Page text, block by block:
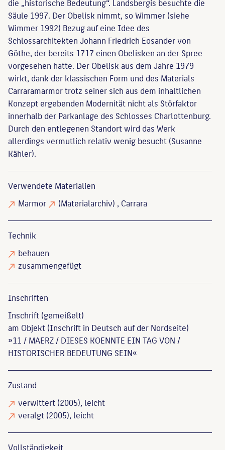
Säule 1997. Der Obelisk nimmt, so Wimmer (siehe
Wimmer 1992) Bezug auf eine Idee des
Schlossarchitekten Johann Friedrich Eosander von
Göthe, der bereits 1717 einen Obelisken an der Spree
vorgesehen hatte. Der Obelisk aus dem Jahre 1979
wirkt, dank der klassischen Form und des Materials
Carraramarmor trotz seiner sich aus dem inhaltlichen
Konzept ergebenden Modernität nicht als Störfaktor
innerhalb der Parkanlage des Schlosses Charlottenburg.
Durch den entlegenen Standort wird das Werk
allerdings vermutlich relativ wenig besucht (Susanne
Kähler).
Verwendete Materialien
Marmor
(Materialarchiv) , Carrara
Technik
behauen
zusammengefügt
Inschriften
Inschrift (gemeißelt)
am Objekt (Inschrift in Deutsch auf der Nordseite)
»11 / MAERZ / DIESES KOENNTE EIN TAG VON /
HISTORISCHER BEDEUTUNG SEIN«
Zustand
verwittert(2005), leicht
veralgt(2005), leicht
Vollständigkeit